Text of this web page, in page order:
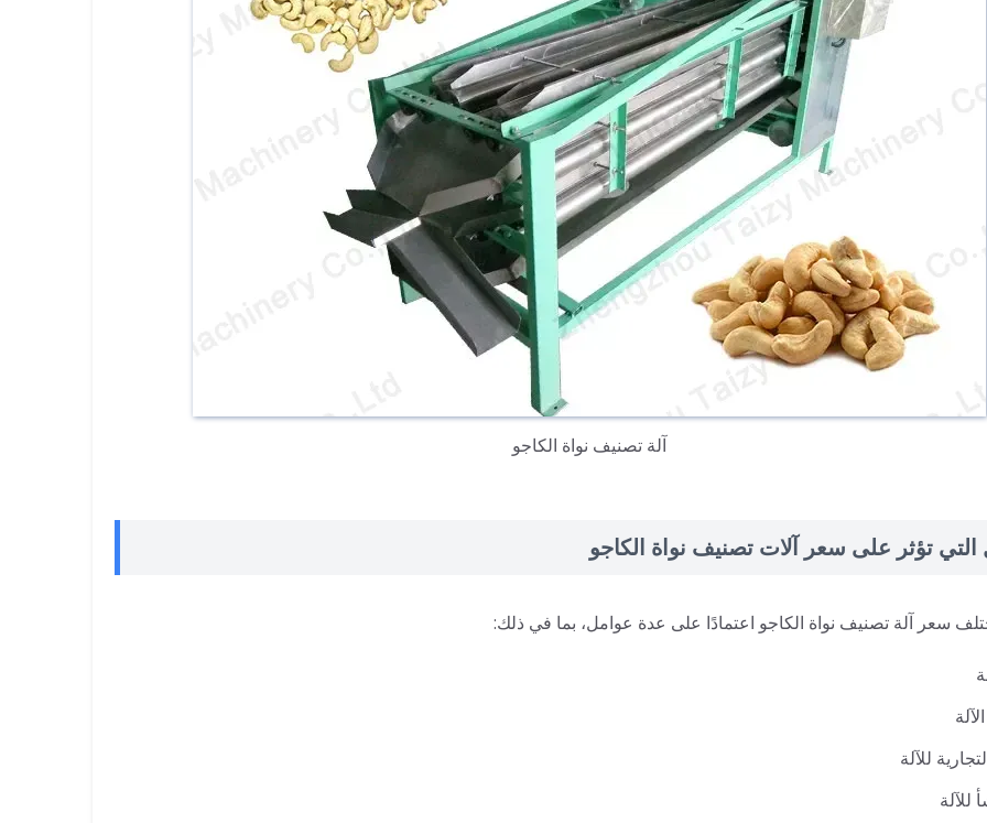
آلة تصنيف نواة الكاجو
التي تؤثر على سعر آلات تصنيف نواة الكاجو
سعر آلة تصنيف نواة الكاجو اعتمادًا على عدة عوامل، بما في ذلك:
للآلة
للآلة